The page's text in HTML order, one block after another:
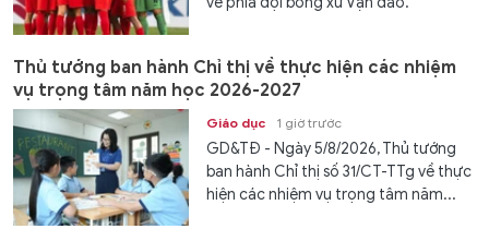
Thủ tướng ban hành Chỉ thị về thực hiện các nhiệm
vụ trọng tâm năm học 2026-2027
Giáo dục 1 giờ trước
GD&TĐ - Ngày 5/8/2026, Thủ tướng
ban hành Chỉ thị số 31/CT-TTg về thực
hiện các nhiệm vụ trọng tâm năm...